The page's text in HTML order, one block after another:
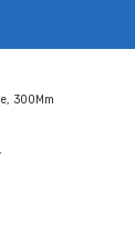
300Mm